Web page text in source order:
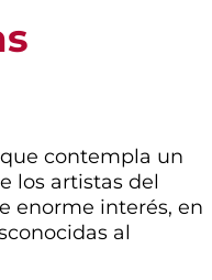
contempla un
los artistas del
enorme interés, en
al